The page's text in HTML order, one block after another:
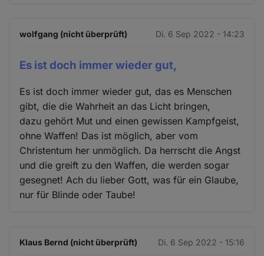
wolfgang (nicht überprüft) Di. 6 Sep 2022 - 14:23
Es ist doch immer wieder gut,
Es ist doch immer wieder gut, das es Menschen
gibt, die die Wahrheit an das Licht bringen,
dazu gehört Mut und einen gewissen Kampfgeist,
ohne Waffen! Das ist möglich, aber vom
Christentum her unmöglich. Da herrscht die Angst
und die greift zu den Waffen, die werden sogar
gesegnet! Ach du lieber Gott, was für ein Glaube,
nur für Blinde oder Taube!
Klaus Bernd (nicht überprüft) Di. 6 Sep 2022 - 15:16